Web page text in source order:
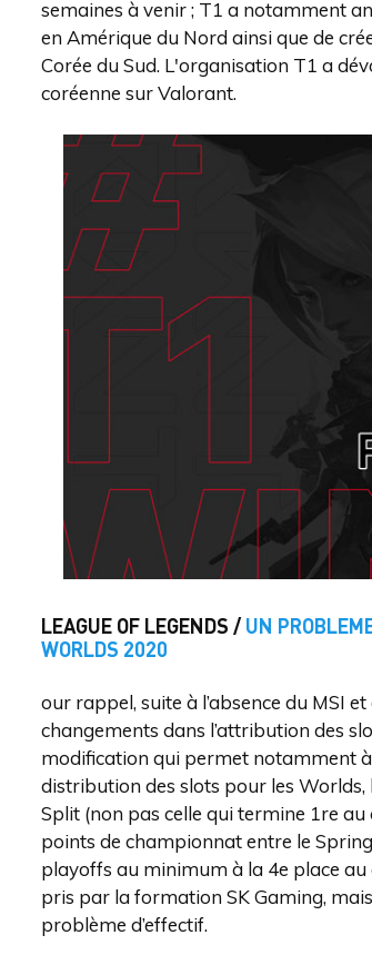
semaines à venir ; T1 a notamment
en Amérique du Nord ainsi que de
Corée du Sud. L'organisation T1 a
coréenne sur Valorant.
LEAGUE OF LEGENDS / UN
WORLDS 2020
our rappel, suite à l’absence du MSI
changements dans l’attribution des
modification qui permet notamment à
distribution des slots pour les Worlds,
Split (non pas celle qui termine 1re
points de championnat entre le
playoffs au minimum à la 4e place
pris par la formation SK Gaming,
problème d’effectif.